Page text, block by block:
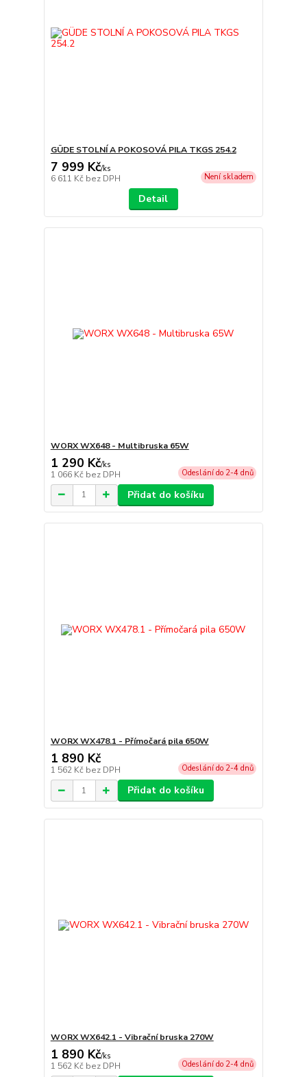
GÜDE STOLNÍ A POKOSOVÁ PILA TKGS 254.2
7 999 Kč/ks
6 611 Kč bez DPH Není skladem
Detail
WORX WX648 - Multibruska 65W
1 290 Kč/ks
1 066 Kč bez DPH Odeslání do 2-4 dnů
Přidat do košíku
WORX WX478.1 - Přímočará pila 650W
1 890 Kč
1 562 Kč bez DPH Odeslání do 2-4 dnů
Přidat do košíku
WORX WX642.1 - Vibrační bruska 270W
1 890 Kč/ks
1 562 Kč bez DPH Odeslání do 2-4 dnů